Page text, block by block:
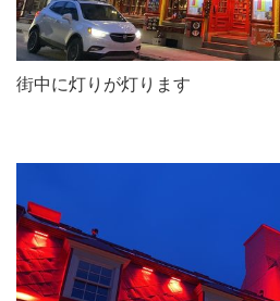
街中に灯りが灯ります